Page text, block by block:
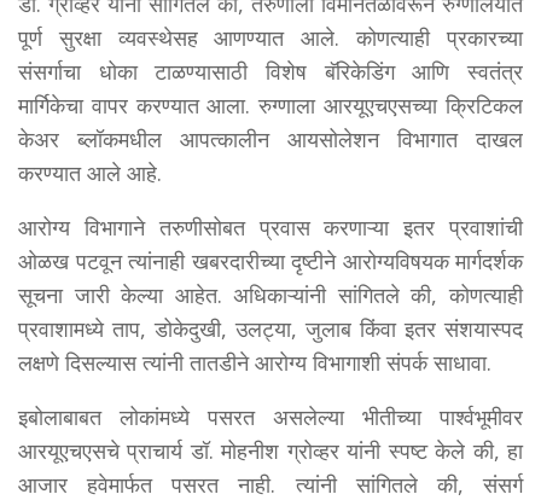
पूर्ण सुरक्षा व्यवस्थेसह आणण्यात आले. कोणत्याही प्रकारच्या
संसर्गाचा धोका टाळण्यासाठी विशेष बॅरिकेडिंग आणि स्वतंत्र
मार्गिकेचा वापर करण्यात आला. रुग्णाला आरयूएचएसच्या क्रिटिकल
केअर ब्लॉकमधील आपत्कालीन आयसोलेशन विभागात दाखल
करण्यात आले आहे.
आरोग्य विभागाने तरुणीसोबत प्रवास करणाऱ्या इतर प्रवाशांची
ओळख पटवून त्यांनाही खबरदारीच्या दृष्टीने आरोग्यविषयक मार्गदर्शक
सूचना जारी केल्या आहेत. अधिकाऱ्यांनी सांगितले की, कोणत्याही
प्रवाशामध्ये ताप, डोकेदुखी, उलट्या, जुलाब किंवा इतर संशयास्पद
लक्षणे दिसल्यास त्यांनी तातडीने आरोग्य विभागाशी संपर्क साधावा.
इबोलाबाबत लोकांमध्ये पसरत असलेल्या भीतीच्या पार्श्वभूमीवर
आरयूएचएसचे प्राचार्य डॉ. मोहनीश ग्रोव्हर यांनी स्पष्ट केले की, हा
आजार हवेमार्फत पसरत नाही. त्यांनी सांगितले की, संसर्ग